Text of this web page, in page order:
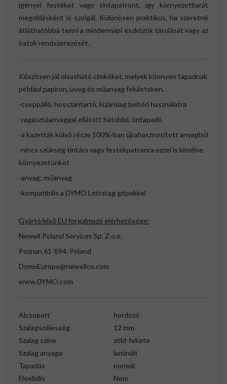
igényel festéket vagy tintapatront, így környezetbarát
megoldásként is szolgál. Különösen praktikus, ha szeretné
átláthatóbbá tenni a mindennapi eszközök tárolását vagy az
iratok rendszerezését.
Készítsen jól olvasható címkéket, melyek könnyen tapadnak
például papíron, üveg és műanyag felületeken.
-cseppálló, hosszantartó, kizárólag beltéri használatra
-ragasztóanyaggal ellátott hátoldal, öntapadó
-a kazetták külső része 100%-ban újrahasznosított anyagból
-nincs szükség tintára vagy festékpatronra ezzel is kímélve
környezetünket
-anyag: műanyag
-kompatibilis a DYMO Letratag gépekkel
Gyártó/első EU forgalmazó elérhetősége:
Newell Poland Services Sp. Z.o.o.
Poznan 61-894, Poland
DymoEurope@newellco.com
www.DYMO.com
Alcsoport
hordozó
Szalagszélesség
12 mm
Szalag színe
zöld-fekete
Szalag anyaga
laminált
Tapadás
normál
Flexibilis
Nem